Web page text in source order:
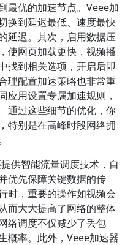
最优的加速节点。Veee加
换到延迟最低、速度最快
延迟。其次，启用数据压
使网页加载更快，视频播
找到相关选项，开启后即
理配置加速策略也非常重
应用设置专属加速规则，
通过这些细节的优化，你
特别是在高峰时段网络拥
供智能流量调度技术，自
优先保障关键数据的传
时，重要的操作如视频会
而大大提高了网络的整体
络调度不仅减少了丢包
概率。此外，Veee加速器